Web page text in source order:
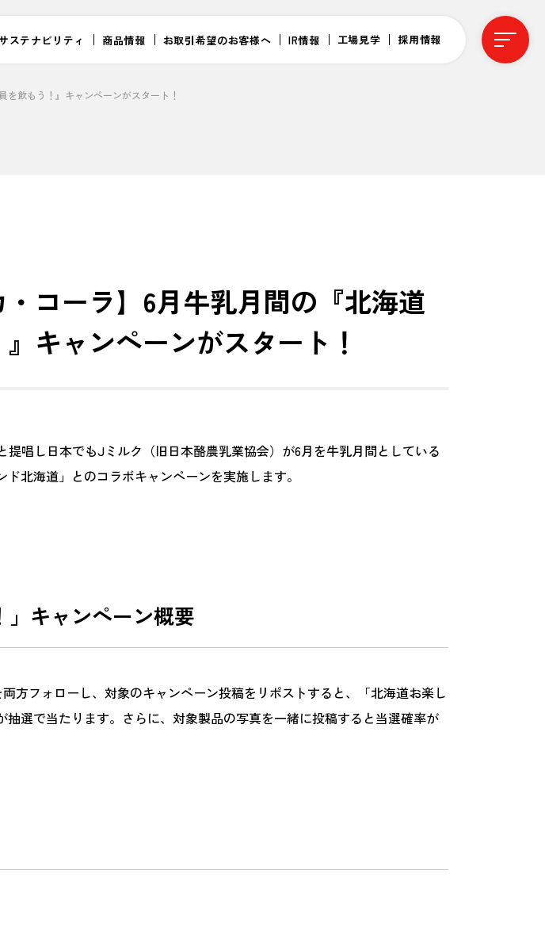
サステナビリティ 商品情報 お取引希望のお客様へ IR情報 工場見学 採用情報
を飲もう！』キャンペーンがスタート！
コーラ】6月牛乳月間の『北海道
キャンペーンがスタート！
唱し日本でもJミルク（旧日本酪農乳業協会）が6月を牛乳月間としている
北海道」とのコラボキャンペーンを実施します。
」キャンペーン概要
方フォローし、対象のキャンペーン投稿をリポストすると、「北海道お楽し
選で当たります。さらに、対象製品の写真を一緒に投稿すると当選確率が